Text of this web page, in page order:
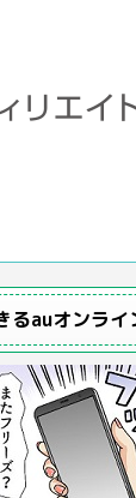
るauオンライ